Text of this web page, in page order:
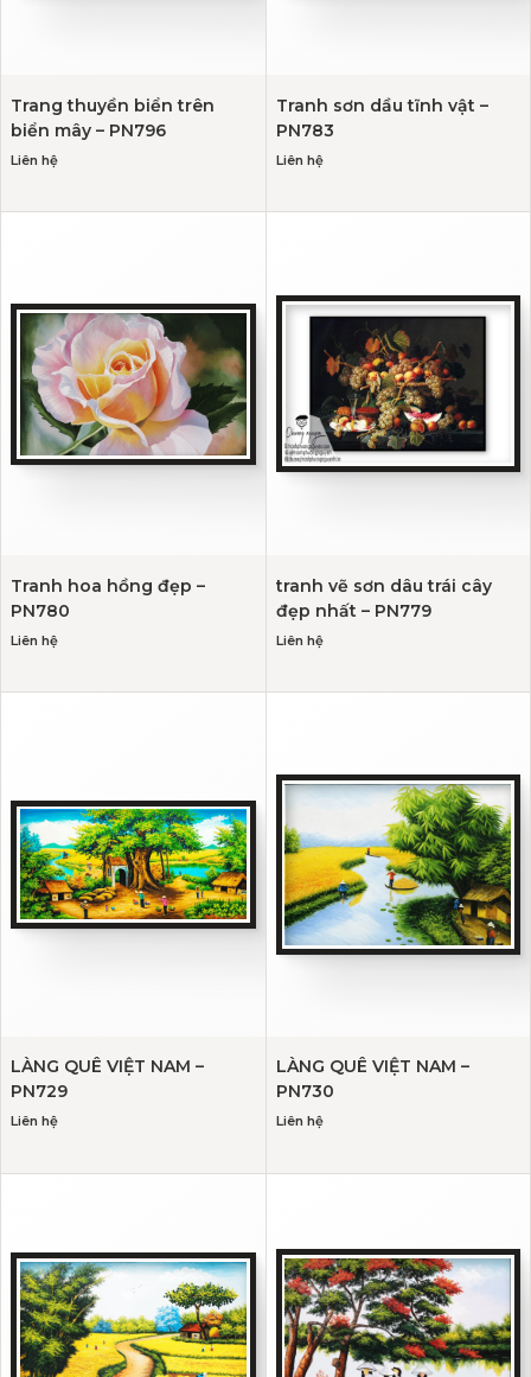
Trang thuyền biển trên
biển mây – PN796
Liên hệ
Tranh sơn dầu tĩnh vật –
PN783
Liên hệ
Tranh hoa hồng đẹp –
PN780
Liên hệ
tranh vẽ sơn dâu trái cây
đẹp nhất – PN779
Liên hệ
LÀNG QUÊ VIỆT NAM –
PN729
Liên hệ
LÀNG QUÊ VIỆT NAM –
PN730
Liên hệ